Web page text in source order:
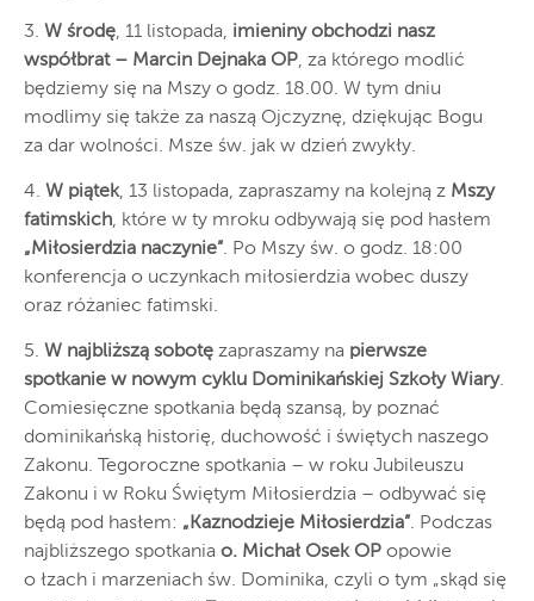
3. W środę, 11 listopada, imieniny obchodzi nasz
współbrat – Marcin Dejnaka OP, za którego modlić
będziemy się na Mszy o godz. 18.00. W tym dniu
modlimy się także za naszą Ojczyznę, dziękując Bogu
za dar wolności. Msze św. jak w dzień zwykły.
4. W piątek, 13 listopada, zapraszamy na kolejną z Mszy
fatimskich, które w ty mroku odbywają się pod hasłem
„Miłosierdzia naczynie”. Po Mszy św. o godz. 18:00
konferencja o uczynkach miłosierdzia wobec duszy
oraz różaniec fatimski.
5. W najbliższą sobotę zapraszamy na pierwsze
spotkanie w nowym cyklu Dominikańskiej Szkoły Wiary.
Comiesięczne spotkania będą szansą, by poznać
dominikańską historię, duchowość i świętych naszego
Zakonu. Tegoroczne spotkania – w roku Jubileuszu
Zakonu i w Roku Świętym Miłosierdzia – odbywać się
będą pod hasłem: „Kaznodzieje Miłosierdzia”. Podczas
najbliższego spotkania o. Michał Osek OP opowie
o łzach i marzeniach św. Dominika, czyli o tym „skąd się